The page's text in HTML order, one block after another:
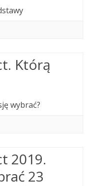
Którą
wybrać?
2019.
23